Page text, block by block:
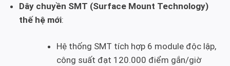
Dây chuyền SMT (Surface Mount Technology)
thế hệ mới:
Hệ thống SMT tích hợp 6 module độc lập,
công suất đạt 120.000 điểm gắn/giờ